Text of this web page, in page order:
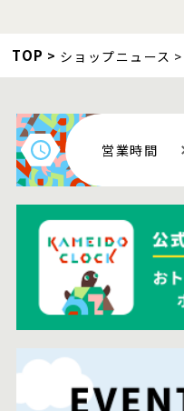
TOP ショップニュース
営業時間